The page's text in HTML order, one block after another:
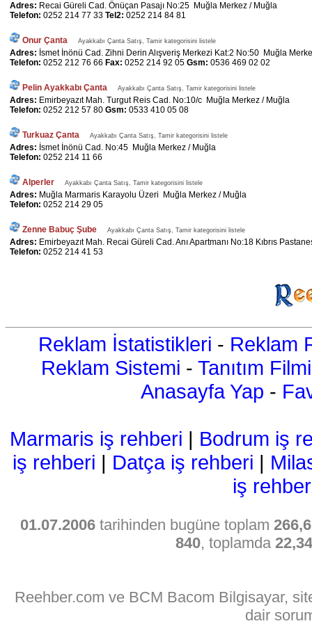
Adres: Recai Güreli Cad. Önüçan Pasajı No:25 Muğla Merkez / Muğla
Telefon: 0252 214 77 33 Tel2: 0252 214 84 81
Onur Çanta Ayakkabı Çanta Satış, Tamir kategorisini listele
Adres: İsmet İnönü Cad. Zihni Derin Alışveriş Merkezi Kat:2 No:50 Muğla
Telefon: 0252 212 76 66 Fax: 0252 214 92 05 Gsm: 0536 469 02 02
Pelin Ayakkabı Çanta Ayakkabı Çanta Satış, Tamir kategorisini listele
Adres: Emirbeyazıt Mah. Turgut Reis Cad. No:10/c Muğla Merkez / Muğla
Telefon: 0252 212 57 80 Gsm: 0533 410 05 08
Turkuaz Çanta Ayakkabı Çanta Satış, Tamir kategorisini listele
Adres: İsmet İnönü Cad. No:45 Muğla Merkez / Muğla
Telefon: 0252 214 11 66
Alperler Ayakkabı Çanta Satış, Tamir kategorisini listele
Adres: Muğla Marmaris Karayolu Üzeri Muğla Merkez / Muğla
Telefon: 0252 214 29 05
Zenne Babuç Şube Ayakkabı Çanta Satış, Tamir kategorisini listele
Adres: Emirbeyazıt Mah. Recai Güreli Cad. Anı Apartmanı No:18 Kıbrıs
Telefon: 0252 214 41 53
Reklam İstatistikleri - Reklam
Reklam Sistemi - Tanıtım Filmi
Anasayfa Yap -
Marmaris iş rehberi | Bodrum iş
iş rehberi | Datça iş rehberi |
iş
01.07.2006 tarihinden bugüne toplam
840, toplamda
Reehber.com ve BCM Bacom Bilgisayar,
dair